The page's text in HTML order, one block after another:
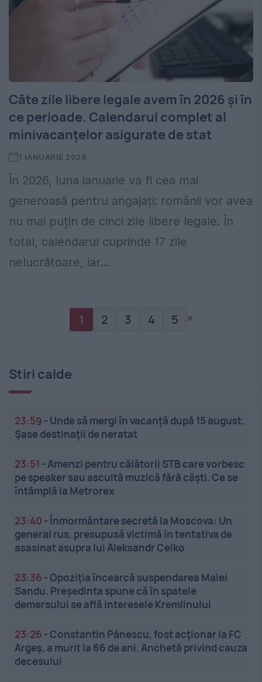
Câte zile libere legale avem în 2026 și în
ce perioade. Calendarul complet al
minivacanțelor asigurate de stat
1 IANUARIE 2026
În 2026, luna ianuarie va fi cea mai
generoasă pentru angajați: românii vor avea
nu mai puțin de cinci zile libere legale. În
total, calendarul cuprinde 17 zile
nelucrătoare, iar...
1 2 3 4 5 »
Stiri calde
23:59 - Unde să mergi în vacanță după 15 august.
Șase destinații de neratat
23:51 -Amenzi pentru călătorii STB care vorbesc
pe speaker sau ascultă muzică fără căști. Ce se
întâmplă la Metrorex
23:40 -Înmormântare secretă la Moscova: Un
general rus, presupusă victimă în tentativa de
asasinat asupra lui Aleksandr Ceiko
23:36 -Opoziția încearcă suspendarea Maiei
Sandu. Președinta spune că în spatele
demersului se află interesele Kremlinului
23:26 -Constantin Pănescu, fost acționar la FC
Argeș, a murit la 66 de ani. Anchetă privind cauza
decesului